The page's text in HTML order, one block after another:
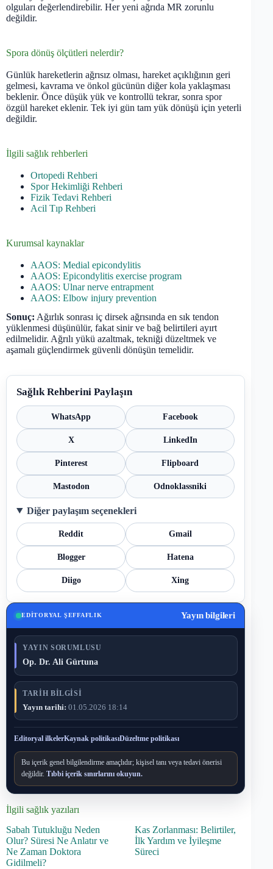
olguları değerlendirebilir. Her yeni ağrıda MR zorunlu
değildir.
Spora dönüş ölçütleri nelerdir?
Günlük hareketlerin ağrısız olması, hareket açıklığının geri
gelmesi, kavrama ve önkol gücünün diğer kola yaklaşması
beklenir. Önce düşük yük ve kontrollü tekrar, sonra spor
özgül hareket eklenir. Tek iyi gün tam yük dönüşü için yeterli
değildir.
İlgili sağlık rehberleri
Ortopedi Rehberi
Spor Hekimliği Rehberi
Fizik Tedavi Rehberi
Acil Tıp Rehberi
Kurumsal kaynaklar
AAOS: Medial epicondylitis
AAOS: Epicondylitis exercise program
AAOS: Ulnar nerve entrapment
AAOS: Elbow injury prevention
Sonuç: Ağırlık sonrası iç dirsek ağrısında en sık tendon
yüklenmesi düşünülür, fakat sinir ve bağ belirtileri ayırt
edilmelidir. Ağrılı yükü azaltmak, tekniği düzeltmek ve
aşamalı güçlendirmek güvenli dönüşün temelidir.
Sağlık Rehberini Paylaşın
WhatsApp Facebook
X LinkedIn
Pinterest Flipboard
Mastodon Odnoklassniki
Diğer paylaşım seçenekleri
Reddit Gmail
Blogger Hatena
Diigo Xing
EDITORYAL ŞEFFAFLIK Yayın bilgileri
YAYIN SORUMLUSU
Op. Dr. Ali Gürtuna
TARIH BILGISI
Yayın tarihi: 01.05.2026 18:14
Editoryal ilkelerKaynak politikasıDüzeltme politikası
Bu içerik genel bilgilendirme amaçlıdır; kişisel tanı veya tedavi önerisi
değildir. Tıbbi içerik sınırlarını okuyun.
İlgili sağlık yazıları
Sabah Tutukluğu Neden
Olur? Süresi Ne Anlatır ve
Ne Zaman Doktora
Gidilmeli?
Kas Zorlanması: Belirtiler,
İlk Yardım ve İyileşme
Süreci